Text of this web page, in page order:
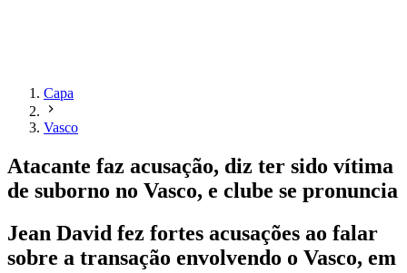
Capa
Vasco
Atacante faz acusação, diz ter sido vítima
de suborno no Vasco, e clube se pronuncia
Jean David fez fortes acusações ao falar
sobre a transação envolvendo o Vasco, em